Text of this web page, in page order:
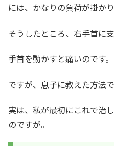
には、かなりの負荷が掛かり
そうしたところ、右手首に
手首を動かすと痛いのです。
ですが、息子に教えた方法
実は、私が最初にこれで治
のですが。